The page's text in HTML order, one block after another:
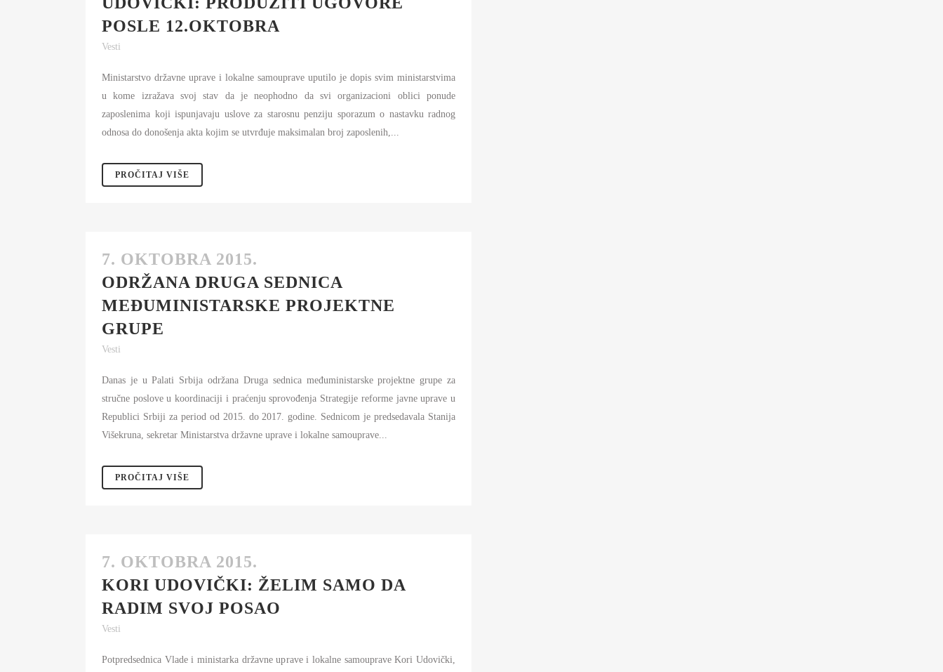
FINANSIJSKO UPRAVLJANJE I
KONTROLA
POSLE 12.OKTOBRA
Vesti
Ministarstvo državne uprave i lokalne samouprave uputilo je dopis svim ministarstvima
u kome izražava svoj stav da je neophodno da svi organizacioni oblici ponude
zaposlenima koji ispunjavaju uslove za starosnu penziju sporazum o nastavku radnog
odnosa do donošenja akta kojim se utvrđuje maksimalan broj zaposlenih,...
PROČITAJ VIŠE
7. OKTOBRA 2015.
ODRŽANA DRUGA SEDNICA
MEĐUMINISTARSKE PROJEKTNE
GRUPE
Vesti
Danas je u Palati Srbija održana Druga sednica međuministarske projektne grupe za
stručne poslove u koordinaciji i praćenju sprovođenja Strategije reforme javne uprave u
Republici Srbiji za period od 2015. do 2017. godine. Sednicom je predsedavala Stanija
Višekruna, sekretar Ministarstva državne uprave i lokalne samouprave...
PROČITAJ VIŠE
7. OKTOBRA 2015.
KORI UDOVIČKI: ŽELIM SAMO DA
RADIM SVOJ POSAO
Vesti
Potpredsednica Vlade i ministarka državne uprave i lokalne samouprave Kori Udovički,